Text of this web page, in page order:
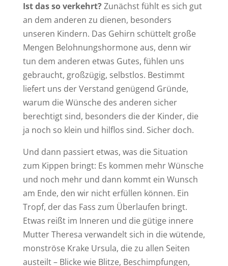
Ist das so verkehrt?Zunächst fühlt es sich gut
an dem anderen zu dienen, besonders
unseren Kindern. Das Gehirn schüttelt große
Mengen Belohnungshormone aus, denn wir
tun dem anderen etwas Gutes, fühlen uns
gebraucht, großzügig, selbstlos. Bestimmt
liefert uns der Verstand genügend Gründe,
warum die Wünsche des anderen sicher
berechtigt sind, besonders die der Kinder, die
ja noch so klein und hilflos sind. Sicher doch.
Und dann passiert etwas, was die Situation
zum Kippen bringt: Es kommen mehr Wünsche
und noch mehr und dann kommt ein Wunsch
am Ende, den wir nicht erfüllen können. Ein
Tropf, der das Fass zum Überlaufen bringt.
Etwas reißt im Inneren und die gütige innere
Mutter Theresa verwandelt sich in die wütende,
monströse Krake Ursula, die zu allen Seiten
austeilt – Blicke wie Blitze, Beschimpfungen,